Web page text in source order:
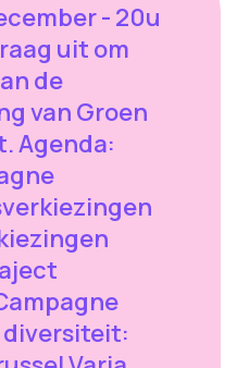
- 20u
uit om
de
van Groen
Agenda:
diversiteit: